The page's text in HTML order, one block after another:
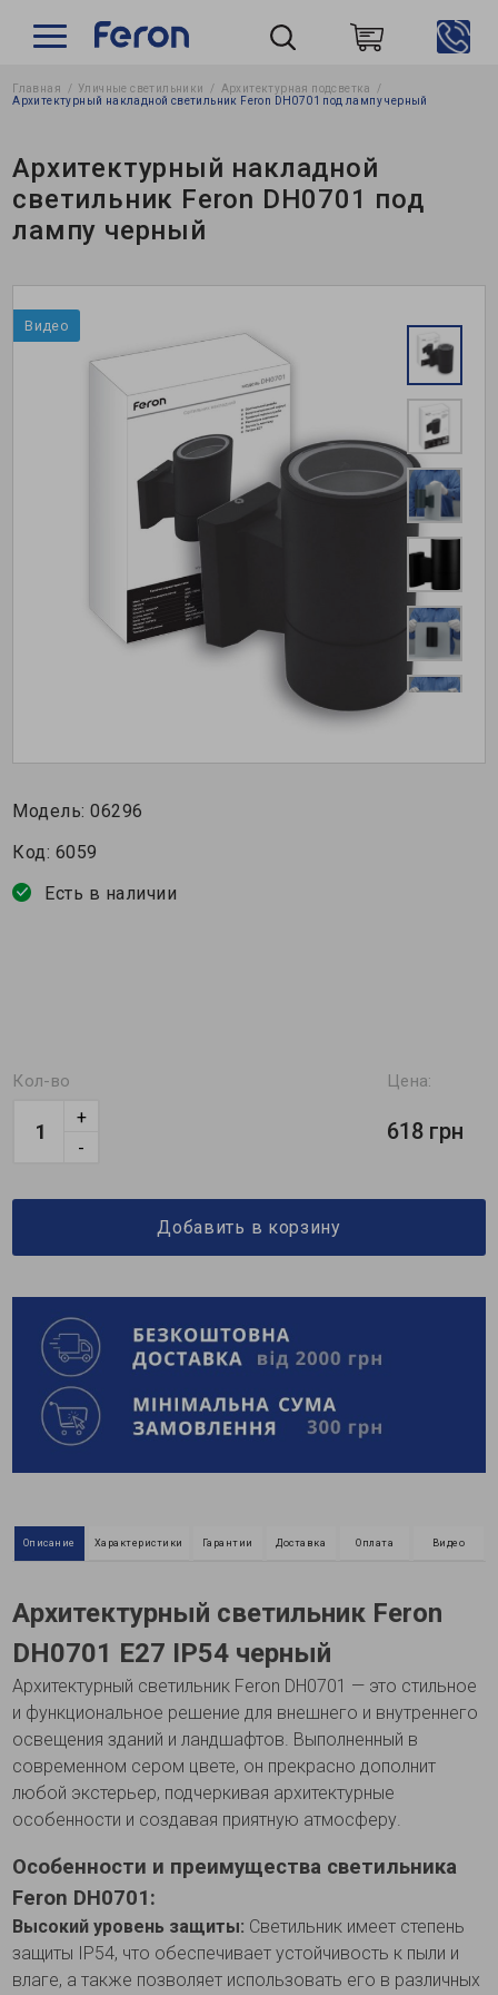
Пошук
Главная Уличные светильники
Архитектурная подсветка
Архитектурный накладной светильник Feron DH0701 под лампу черный
Архитектурный накладной
светильник Feron DH0701 под
лампу черный
Видео
Модель:06296
Код: 6059
Есть в наличии
Кол-во
-
+
Цена:
618 грн
Добавить в корзину
Описание Характеристики Гарантии Доставка Оплата Видео
Архитектурный светильник Feron
DH0701 Е27 IP54 черный
Архитектурный светильник Feron DH0701 — это стильное
и функциональное решение для внешнего и внутреннего
освещения зданий и ландшафтов. Выполненный в
современном сером цвете, он прекрасно дополнит
любой экстерьер, подчеркивая архитектурные
особенности и создавая приятную атмосферу.
Особенности и преимущества светильника
Feron DH0701:
Высокий уровень защиты: Светильник имеет степень
защиты IP54, что обеспечивает устойчивость к пыли и
влаге, а также позволяет использовать его в различных